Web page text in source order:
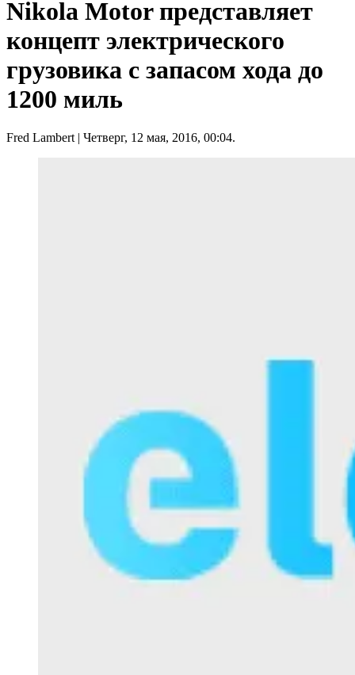
Nikola Motor представляет
концепт электрического
грузовика с запасом хода до
1200 миль
Fred Lambert| Четверг, 12 мая, 2016, 00:04.